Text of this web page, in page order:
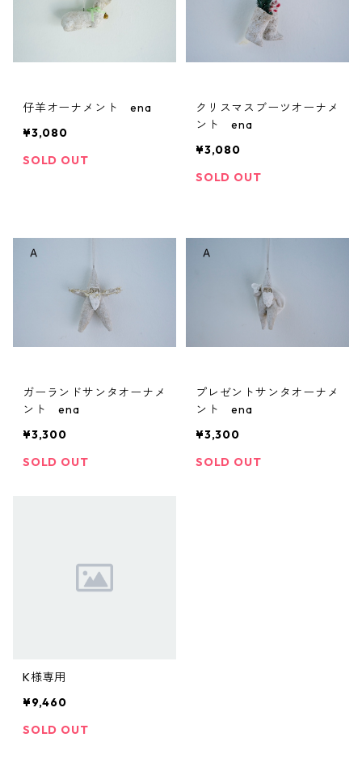
仔羊オーナメント ena
¥3,080
SOLD OUT
クリスマスブーツオーナメ
ント ena
¥3,080
SOLD OUT
ガーランドサンタオーナメ
ント ena
¥3,300
SOLD OUT
プレゼントサンタオーナメ
ント ena
¥3,300
SOLD OUT
K様専用
¥9,460
SOLD OUT